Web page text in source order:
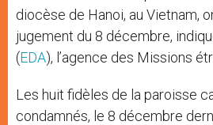
diocèse de Hanoi, au Vietnam,
jugement du 8 décembre,
(EDA), l’agence des Missions
Les huit fidèles de la paroisse
condamnés, le 8 décembre